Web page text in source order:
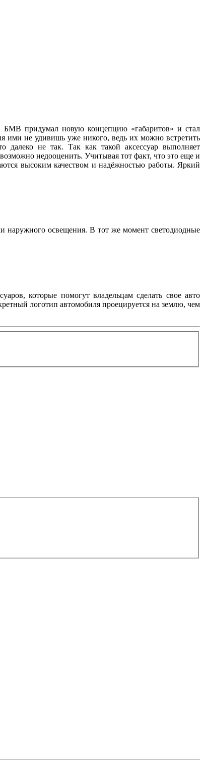
БМВ придумал новую концепцию «габаритов» и стал
ими не удивишь уже никого, ведь их можно встретить
далеко не так. Так как такой аксессуар выполняет
недооценить. Учитывая тот факт, что это еще и
высоким качеством и надёжностью работы. Яркий
наружного освещения. В тот же момент светодиодные
которые помогут владельцам сделать свое авто
логотип автомобиля проецируется на землю, чем